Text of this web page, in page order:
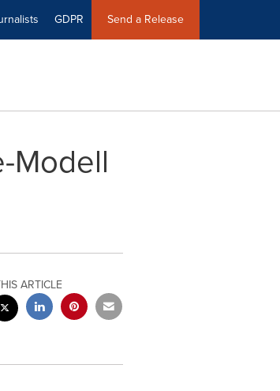
GDPR Send a Release
Modell
ARTICLE